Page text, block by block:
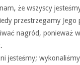
że wszyscy
przestrzegamy Jego
nagród, ponieważ
jesteśmy;